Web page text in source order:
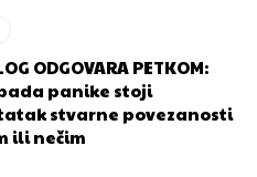
ODGOVARA PETKOM:
panike stoji
stvarne povezanosti
ili nečim